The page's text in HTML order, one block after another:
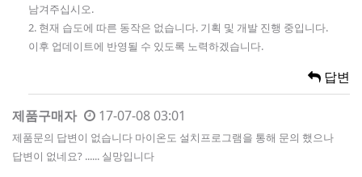
남겨주십시오.
2. 현재 습도에 따른 동작은 없습니다. 기획 및 개발 진행 중입니다.
이후 업데이트에 반영될 수 있도록 노력하겠습니다.
답변
제품구매자 17-07-08 03:01
제품문의 답변이 없습니다 마이온도 설치프로그램을 통해 문의 했으나
답변이 없네요? ...... 실망입니다